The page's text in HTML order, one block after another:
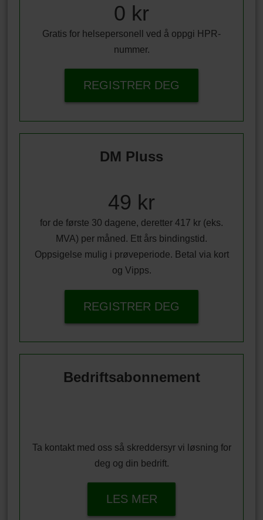
0 kr
Gratis for helsepersonell ved å oppgi HPR-
nummer.
REGISTRER DEG
DM Pluss
49 kr
for de første 30 dagene, deretter 417 kr (eks.
MVA) per måned. Ett års bindingstid.
Oppsigelse mulig i prøveperiode. Betal via kort
og Vipps.
REGISTRER DEG
Bedriftsabonnement
Ta kontakt med oss så skreddersyr vi løsning for
deg og din bedrift.
LES MER